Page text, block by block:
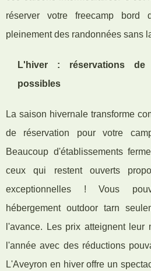
réserver votre freecamp bord
pleinement des randonnées sans
L'hiver : réservations de
possibles
La saison hivernale transforme
de réservation pour votre
Beaucoup d'établissements
ceux qui restent ouverts
exceptionnelles ! Vous
hébergement outdoor tarn
l'avance. Les prix atteignent
l'année avec des réductions
L'Aveyron en hiver offre un